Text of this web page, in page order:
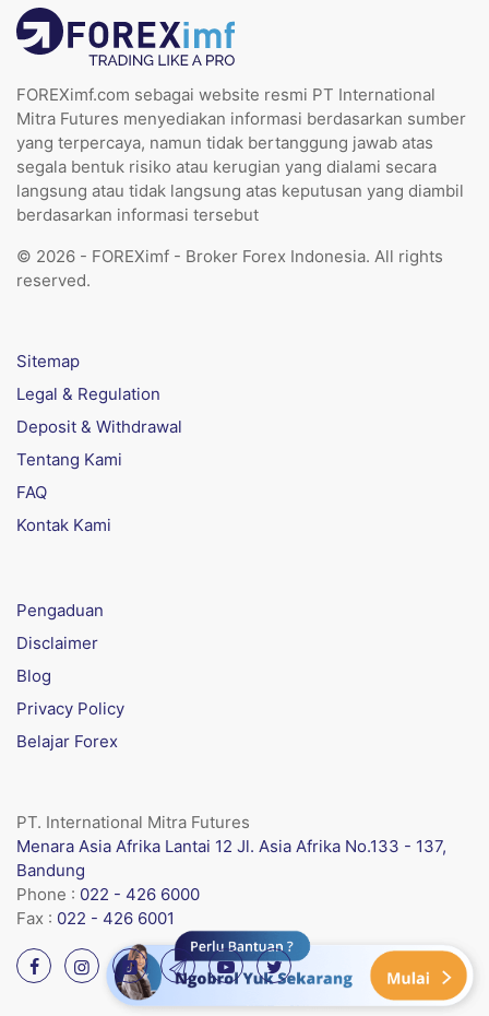
FOREXimf.com sebagai website resmi PT International
Mitra Futures menyediakan informasi berdasarkan sumber
yang terpercaya, namun tidak bertanggung jawab atas
segala bentuk risiko atau kerugian yang dialami secara
langsung atau tidak langsung atas keputusan yang diambil
berdasarkan informasi tersebut
© 2026 - FOREXimf - Broker Forex Indonesia. All rights
reserved.
Sitemap
Legal & Regulation
Deposit & Withdrawal
Tentang Kami
FAQ
Kontak Kami
Pengaduan
Disclaimer
Blog
Privacy Policy
Belajar Forex
PT. International Mitra Futures
Menara Asia Afrika Lantai 12 Jl. Asia Afrika No.133 - 137,
Bandung
Phone : 022 - 426 6000
Fax : 022 - 426 6001